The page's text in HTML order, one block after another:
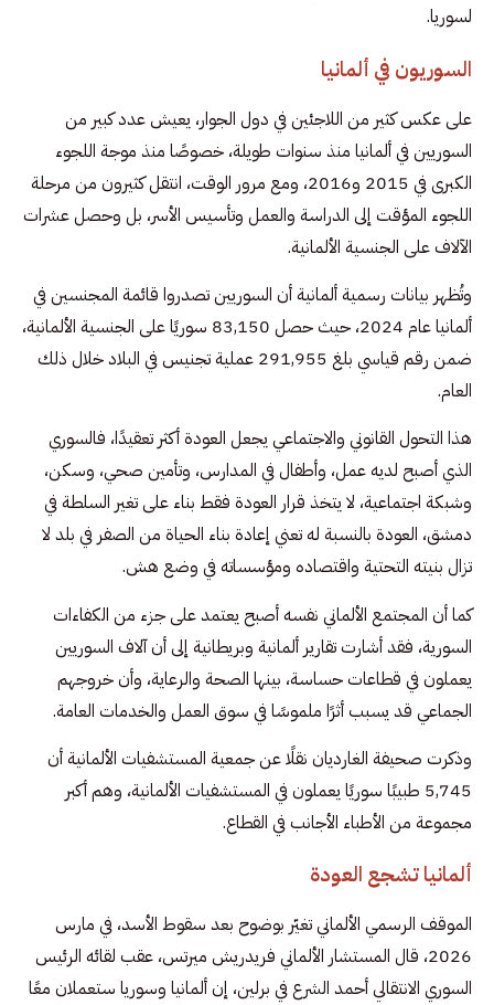
لسوريا.
السوريون في ألمانيا
على عكس كثير من اللاجئين في دول الجوار، يعيش عدد كبير من
السوريين في ألمانيا منذ سنوات طويلة، خصوصًا منذ موجة اللجوء
الكبرى في 2015 و2016، ومع مرور الوقت، انتقل كثيرون من مرحلة
اللجوء المؤقت إلى الدراسة والعمل وتأسيس الأسر، بل وحصل عشرات
الآلاف على الجنسية الألمانية.
وتُظهر بيانات رسمية ألمانية أن السوريين تصدروا قائمة المجنسين في
ألمانيا عام 2024، حيث حصل 83,150 سوريًا على الجنسية الألمانية،
ضمن رقم قياسي بلغ 291,955 عملية تجنيس في البلاد خلال ذلك
العام.
هذا التحول القانوني والاجتماعي يجعل العودة أكثر تعقيدًا، فالسوري
الذي أصبح لديه عمل، وأطفال في المدارس، وتأمين صحي، وسكن،
وشبكة اجتماعية، لا يتخذ قرار العودة فقط بناء على تغير السلطة في
دمشق، العودة بالنسبة له تعني إعادة بناء الحياة من الصفر في بلد لا
تزال بنيته التحتية واقتصاده ومؤسساته في وضع هش.
كما أن المجتمع الألماني نفسه أصبح يعتمد على جزء من الكفاءات
السورية، فقد أشارت تقارير ألمانية وبريطانية إلى أن آلاف السوريين
يعملون في قطاعات حساسة، بينها الصحة والرعاية، وأن خروجهم
الجماعي قد يسبب أثرًا ملموسًا في سوق العمل والخدمات العامة.
وذكرت صحيفة الغارديان نقلًا عن جمعية المستشفيات الألمانية أن
5,745 طبيبًا سوريًا يعملون في المستشفيات الألمانية، وهم أكبر
مجموعة من الأطباء الأجانب في القطاع.
ألمانيا تشجع العودة
الموقف الرسمي الألماني تغيّر بوضوح بعد سقوط الأسد، في مارس
2026، قال المستشار الألماني فريدريش ميرتس، عقب لقائه الرئيس
السوري الانتقالي أحمد الشرع في برلين، إن ألمانيا وسوريا ستعملان معًا